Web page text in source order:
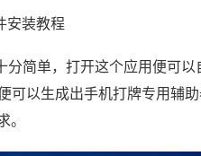
安装教程
分简单，打开这个应用便可
可以生成出手机打牌专用辅